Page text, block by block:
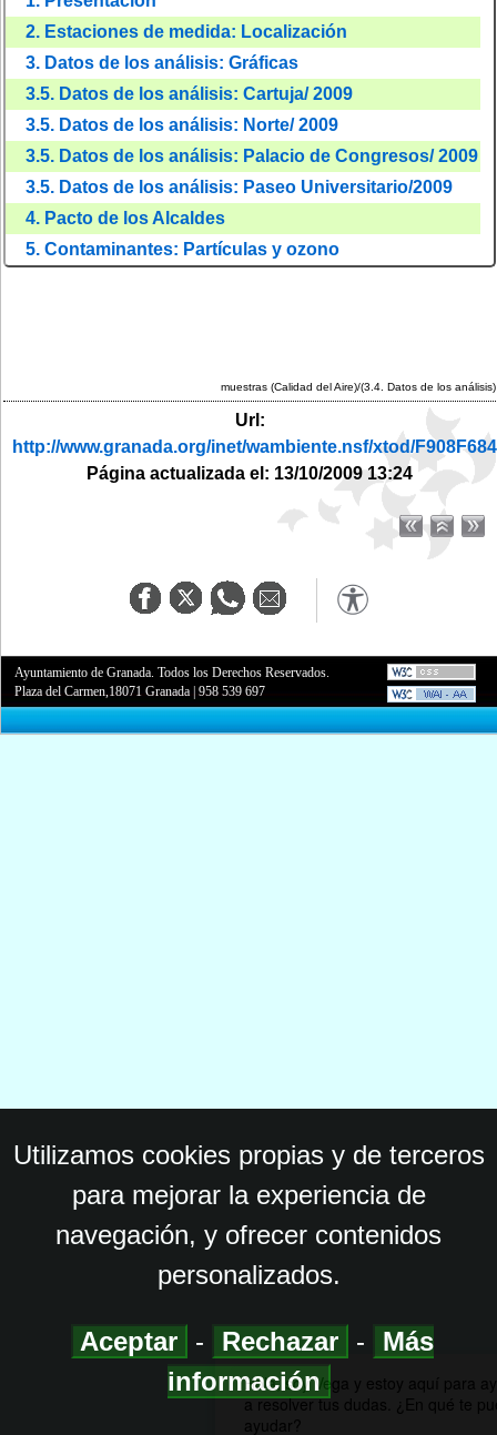
2. Estaciones de medida: Localización
3. Datos de los análisis: Gráficas
3.5. Datos de los análisis: Cartuja/ 2009
3.5. Datos de los análisis: Norte/ 2009
3.5. Datos de los análisis: Palacio de Congresos/ 2009
3.5. Datos de los análisis: Paseo Universitario/2009
4. Pacto de los Alcaldes
5. Contaminantes: Partículas y ozono
muestras (Calidad del Aire)/(3.4. Datos de los análisis)
Url:
http://www.granada.org/inet/wambiente.nsf/xtod/
Página actualizada el: 13/10/2009 13:24
Ayuntamiento de Granada. Todos los Derechos Reservados.
Plaza del Carmen,18071 Granada |958 539 697
Utilizamos cookies propias y de terceros
para mejorar la experiencia de
navegación, y ofrecer contenidos
personalizados.
Aceptar - Rechazar -
Más
información